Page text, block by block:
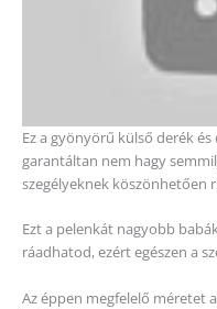
Ez a gyönyörű külső derék
garantáltan nem hagy
szegélyeknek köszönhetően
Ezt a pelenkát nagyobb
ráadhatod, ezért egészen a
Az éppen megfelelő méretet